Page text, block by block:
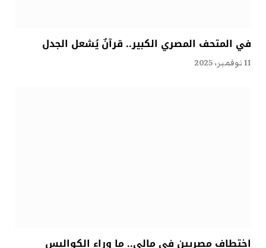
في المتحف المصري الكبير.. قرآنٌ يُشعل الجدل
11 نوفمبر، 2025
اختطاف مصريين في مالي.. ما وراء الكواليس